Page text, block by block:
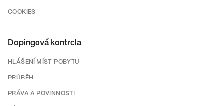
COOKIES
Dopingová kontrola
HLÁŠENÍ MÍST POBYTU
PRŮBĚH
PRÁVA A POVINNOSTI